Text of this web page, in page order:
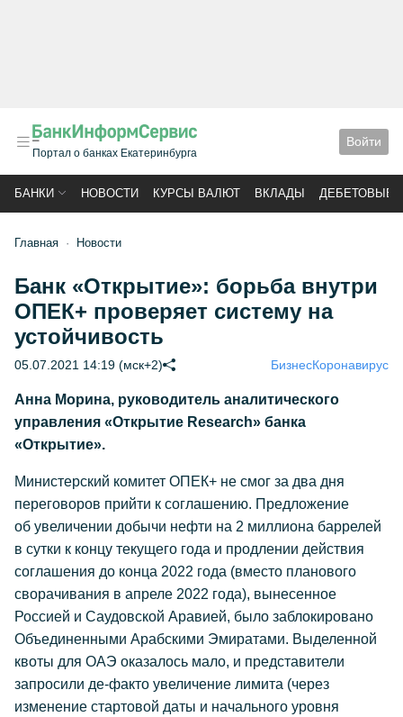
Портал о банках Екатеринбурга
Войти
БАНКИ НОВОСТИ КУРСЫ ВАЛЮТ ВКЛАДЫ ДЕБЕТОВЫЕ
Главная Новости
Банк «Открытие»: борьба внутри
ОПЕК+ проверяет систему на
устойчивость
05.07.2021 14:19 (мск+2) БизнесКоронавирус
Анна Морина, руководитель аналитического
управления «Открытие Research» банка
«Открытие».
Министерский комитет ОПЕК+ не смог за два дня
переговоров прийти к соглашению. Предложение
об увеличении добычи нефти на 2 миллиона баррелей
в сутки к концу текущего года и продлении действия
соглашения до конца 2022 года (вместо планового
сворачивания в апреле 2022 года), вынесенное
Россией и Саудовской Аравией, было заблокировано
Объединенными Арабскими Эмиратами. Выделенной
квоты для ОАЭ оказалось мало, и представители
запросили де-факто увеличение лимита (через
изменение стартовой даты и начального уровня